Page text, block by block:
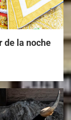
de la noche